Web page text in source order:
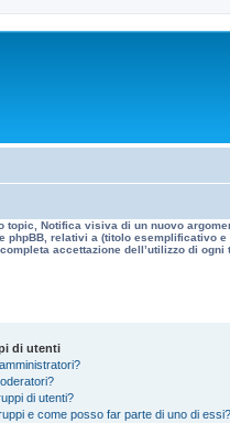
Notifica visiva di un nuovo
relativi a (titolo esemplificativo e
accettazione dell’utilizzo di
di utenti
di utenti?
e come posso far parte di uno di essi?